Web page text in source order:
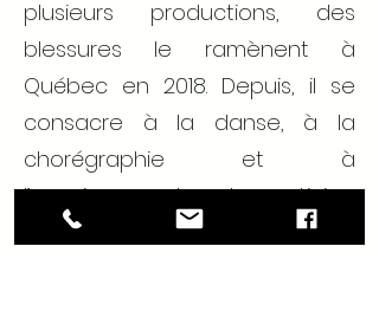
plusieurs productions, des
blessures le ramènent à
Québec en 2018. Depuis, il se
consacre à la danse, à la
chorégraphie et à
l’enseignement, et participe
activement à la vitalité